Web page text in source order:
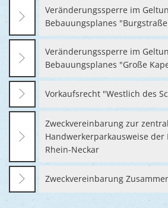
Veränderungssperre im
Bebauungsplanes
Veränderungssperre im
Bebauungsplanes "Große
Vorkaufsrecht "Westlich des
Zweckvereinbarung zur
Handwerkerparkausweise
Rhein-Neckar
Zweckvereinbarung